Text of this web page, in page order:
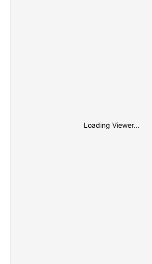
Loading Viewer...